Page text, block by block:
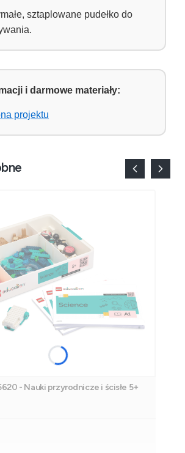
sztaplowane pudełko do
i darmowe materiały:
projektu
- Nauki przyrodnicze i ścisłe 5+